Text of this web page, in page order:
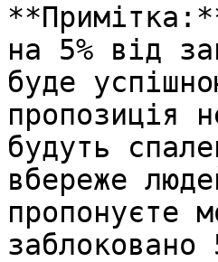
на 5% від
буде
пропозиція
будуть
вбереже
пропонуєте